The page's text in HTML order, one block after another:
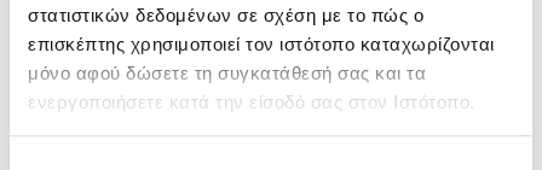
στατιστικών δεδομένων σε σχέση με το πώς ο
επισκέπτης χρησιμοποιεί τον ιστότοπο καταχωρίζονται
μόνο αφού δώσετε τη συγκατάθεσή σας και τα
ενεργοποιήσετε κατά την είσοδό σας στον Ιστότοπο.